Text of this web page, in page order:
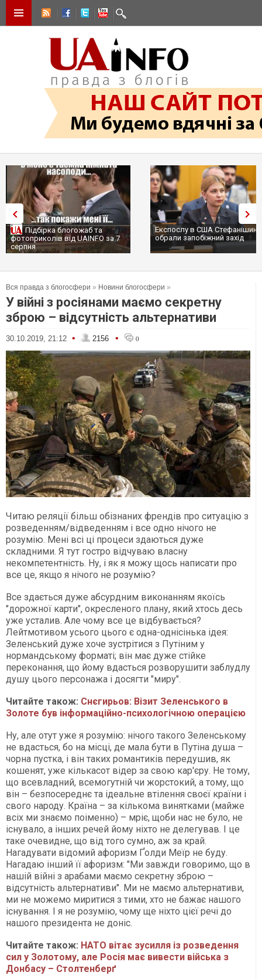
Підбірка блогожаб та
фотоприколів від UAINFO за 7
серпня
Експослу в США
обрали запобіжний захід
Вся правда з блогосфери » Новини блогосфери »
У війні з росіянами маємо секретну
зброю – відсутність альтернативи
30.10.2019, 21:12 • 2156 • 0
Читаю реляції більш обізнаних френдів про ситуацію з
розведенням/відведенням і все одно нічого не
розумію. Мені всі ці процеси здаються дуже
складними. Я тут гостро відчуваю власну
некомпетентність. Ну, і як я можу щось написати про
все це, якщо я нічого не розумію?
Все здається дуже абсурдним виконанням якоїсь
"дорожної карти", окресленого плану, який хтось десь
уже усталив. Але чому все це відбувається?
Лейтмотивом усього цього є одна-однісінька ідея:
Зеленський дуже хоче зустрітися з Путіним у
нормандському форматі; він має дуже стійке
переконання, що йому вдасться розворушити заблудлу
душу цього персонажа і досягти "миру".
Читайте також: Снєгирьов: Візит Зеленського в
Золоте був інформаційно-психологічною операцією
Ну, але отут уже я розумію: нічого такого Зеленському
не вдасться, бо на місці, де мала бути в Путіна душа –
чорна пустка, і він таких романтиків передушив, як
кошенят, уже кількасот відер за свою кар'єру. Не тому,
що всевладний, всемогутній чи жорстокий, а тому, що
він – безпосереднє та ідеальне втілення своєї країни і
свого народу. Країна – за кількома винятками (майже
всіх ми знаємо поіменно) – мріє, щоби нас не було, не
існувало, а інших речей йому ніхто не делегував. І це
таке очевидне, що від того сумно, аж за край.
Нагадувати відомий афоризм Ґолди Меїр не буду.
Нагадаю інший її афоризм: "Ми завжди говоримо, що в
нашій війні з арабами маємо секретну зброю –
відсутність альтернативи". Ми не маємо альтернативи,
ми не можемо миритися з тими, хто не бажає нашого
існування. І я не розумію, чому ще ніхто цієї речі до
нашого президента не доніс.
Читайте також: НАТО вітає зусилля із розведення
сил у Золотому, але Росія має вивести війська з
Донбасу – Столтенберґ